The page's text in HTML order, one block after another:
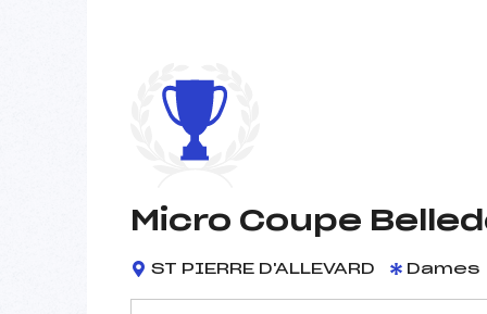
Micro Coupe
ST PIERRE D'ALLEVARD Dames